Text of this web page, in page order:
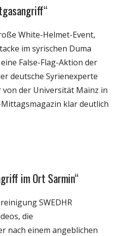
White-Helmet-Event,
im syrischen Duma
False-Flag-Aktion der
deutsche Syrienexperte
der Universität Mainz in
klar deutlich
im Ort Sarmin“
SWEDHR
die
nach einem angeblichen